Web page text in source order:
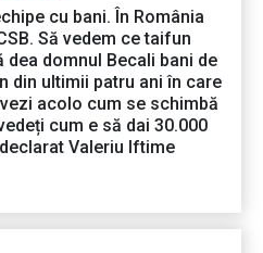
cu bani. În România
Să vedem ce taifun
dea domnul Becali bani de
din ultimii patru ani în care
acolo cum se schimbă
cum e să dai 30.000
Valeriu Iftime